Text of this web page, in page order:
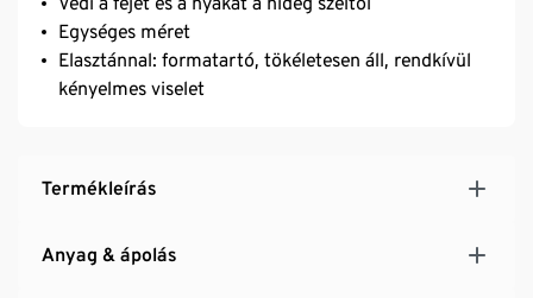
Egységes méret
Elasztánnal: formatartó, tökéletesen áll, rendkívül
kényelmes viselet
Termékleírás
Anyag & ápolás